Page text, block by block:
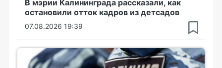
В мэрии Калининграда рассказали, как
остановили отток кадров из детсадов
07.08.2026 19:39